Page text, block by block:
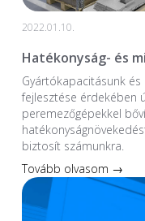
2022.01.10.
Hatékonyság- és
Gyártókapacitásunk
fejlesztése érdekében
peremezőgépekkel
biztosít számunkra.
Tovább olvasom →